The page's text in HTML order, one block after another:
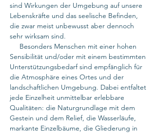
sind Wirkungen der Umgebung auf unsere
Lebenskräfte und das seelische Befinden,
die zwar meist unbewusst aber dennoch
sehr wirksam sind.
Besonders Menschen mit einer hohen
Sensibilität und/oder mit einem bestimmten
Unterstützungsbedarf sind empfänglich für
die Atmosphäre eines Ortes und der
landschaftlichen Umgebung. Dabei entfaltet
jede Einzelheit unmittelbar erlebbare
Qualitäten: die Naturgrundlage mit dem
Gestein und dem Relief, die Wasserläufe,
markante Einzelbäume, die Gliederung in